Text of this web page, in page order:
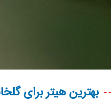
بهترین هیتر برای